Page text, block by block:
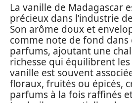
La vanille de Madagascar
précieux dans l’industrie
Son arôme doux et
comme note de fond
parfums, ajoutant une
richesse qui équilibrent
vanille est souvent
floraux, fruités ou épicés,
parfums à la fois raffinés